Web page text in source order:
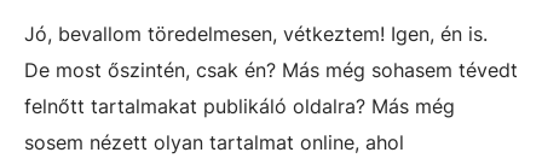
Jó, bevallom töredelmesen, vétkeztem! Igen, én is.
De most őszintén, csak én? Más még sohasem tévedt
felnőtt tartalmakat publikáló oldalra? Más még
sosem nézett olyan tartalmat online, ahol